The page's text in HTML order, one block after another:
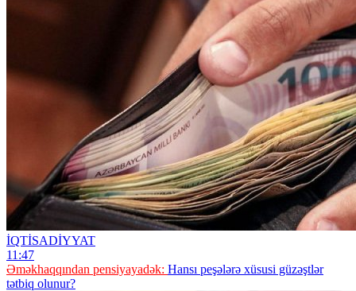
İQTİSADİYYAT
11:47
Əməkhaqqından pensiyayadək: Hansı peşələrə xüsusi güzəştlər
tətbiq olunur?